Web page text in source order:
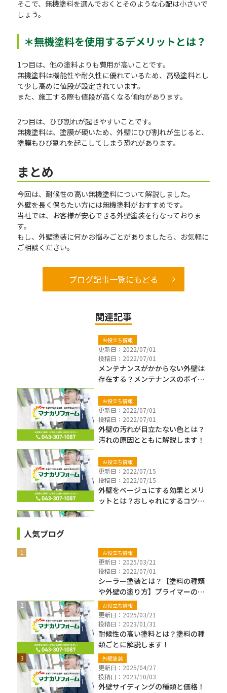
そこで、無機塗料を選んでおくとそのような心配は小さいで
しょう。
＊無機塗料を使用するデメリットとは？
1つ目は、他の塗料よりも費用が高いことです。
無機塗料は機能性や耐久性に優れているため、高級塗料とし
て少し高めに値段が設定されています。
また、施工する際も値段が高くなる傾向があります。
2つ目は、ひび割れが起きやすいことです。
無機塗料は、塗膜が硬いため、外壁にひび割れが生じると、
塗膜もひび割れを起こしてしまう恐れがあります。
まとめ
今回は、耐候性の高い無機塗料について解説しました。
外壁を長く保ちたい方には無機塗料がおすすめです。
当社では、お客様が安心できる外壁塗装を行なっておりま
す。
もし、外壁塗装に何かお悩みごとがありましたら、お気軽に
ご相談ください。
ブログ記事一覧にもどる
関連記事
お役立ち情報
更新日：2022/07/01
投稿日：2022/07/01
メンテナンスがかからない外壁は
存在する？メンテナンスのポイン
お役立ち情報
更新日：2022/07/01
投稿日：2022/07/01
外壁の汚れが目立たない色とは？
汚れの原因とともに解説します！
お役立ち情報
更新日：2022/07/15
投稿日：2022/07/15
外壁をベージュにする効果とメリ
ットとは？おしゃれにするコツも
人気ブログ
お役立ち情報
更新日：2025/03/21
投稿日：2022/07/01
シーラー塗装とは？【塗料の種類
や外壁の塗り方】プライマーの違
いも解説
お役立ち情報
更新日：2025/03/21
投稿日：2023/01/31
耐候性の高い塗料とは？塗料の種
類ごとに解説します！
外壁塗装
更新日：2025/04/27
投稿日：2023/10/03
外壁サイディングの種類と価格！